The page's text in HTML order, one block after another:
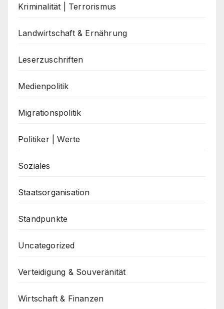
Kriminalität | Terrorismus
Landwirtschaft & Ernährung
Leserzuschriften
Medienpolitik
Migrationspolitik
Politiker | Werte
Soziales
Staatsorganisation
Standpunkte
Uncategorized
Verteidigung & Souveränität
Wirtschaft & Finanzen